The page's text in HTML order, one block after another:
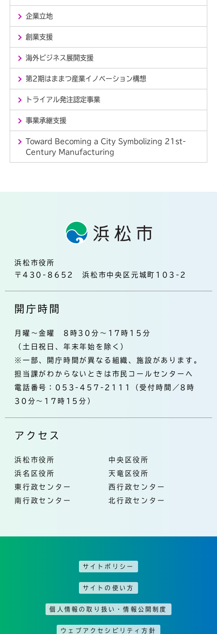
企業立地
創業支援
海外ビジネス展開支援
第2期はままつ産業イノベーション構想
トライアル発注認定事業
事業承継支援
Toward Becoming a City Symbolizing 21st-
Century Manufacturing
浜松市役所
〒430-8652 浜松市中央区元城町103-2
開庁時間
月曜～金曜 8時30分～17時15分
（土日祝日、年末年始を除く）
※一部、開庁時間が異なる組織、施設があります。
担当課がわからないときは市民コールセンターへ
電話番号：053-457-2111（受付時間／8時
30分～17時15分）
アクセス
浜松市役所
中央区役所
浜名区役所
天竜区役所
東行政センター
西行政センター
南行政センター
北行政センター
サイトポリシー
サイトの使い方
個人情報の取り扱い・情報公開制度
ウェブアクセシビリティ方針